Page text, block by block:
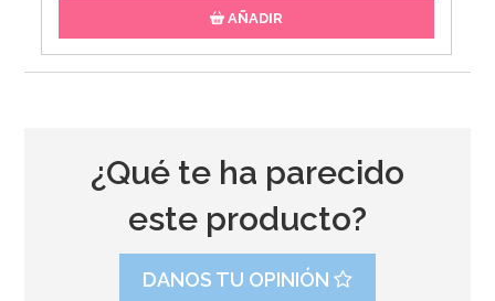
AÑADIR
¿Qué te ha parecido
este producto?
DANOS TU OPINIÓN